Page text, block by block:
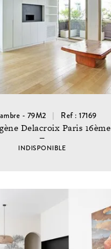
- 79M2 Ref : 17169
Delacroix Paris 16ème
INDISPONIBLE